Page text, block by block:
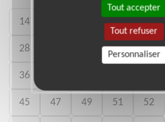
14 17 18
28 31 32
36
45 47 49 51 52
Tout accepter
Tout refuser
Personnaliser